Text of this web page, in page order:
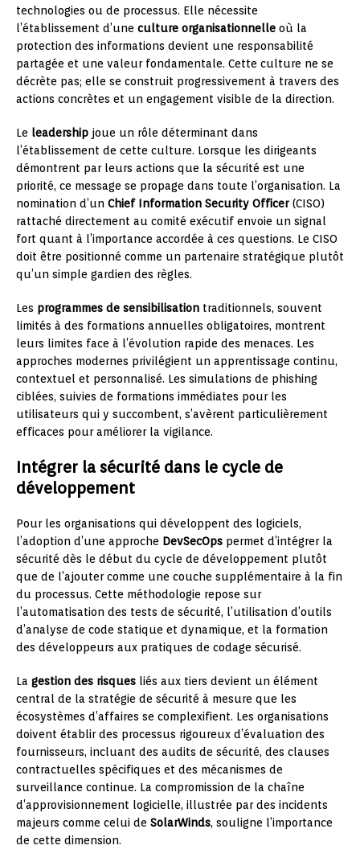
technologies ou de processus. Elle nécessite
l’établissement d’une culture organisationnelle où la
protection des informations devient une responsabilité
partagée et une valeur fondamentale. Cette culture ne se
décrète pas; elle se construit progressivement à travers des
actions concrètes et un engagement visible de la direction.
Le leadership joue un rôle déterminant dans
l’établissement de cette culture. Lorsque les dirigeants
démontrent par leurs actions que la sécurité est une
priorité, ce message se propage dans toute l’organisation. La
nomination d’un Chief Information Security Officer(CISO)
rattaché directement au comité exécutif envoie un signal
fort quant à l’importance accordée à ces questions. Le CISO
doit être positionné comme un partenaire stratégique plutôt
qu’un simple gardien des règles.
Les programmes de sensibilisation traditionnels, souvent
limités à des formations annuelles obligatoires, montrent
leurs limites face à l’évolution rapide des menaces. Les
approches modernes privilégient un apprentissage continu,
contextuel et personnalisé. Les simulations de phishing
ciblées, suivies de formations immédiates pour les
utilisateurs qui y succombent, s’avèrent particulièrement
efficaces pour améliorer la vigilance.
Intégrer la sécurité dans le cycle de
développement
Pour les organisations qui développent des logiciels,
l’adoption d’une approche DevSecOps permet d’intégrer la
sécurité dès le début du cycle de développement plutôt
que de l’ajouter comme une couche supplémentaire à la fin
du processus. Cette méthodologie repose sur
l’automatisation des tests de sécurité, l’utilisation d’outils
d’analyse de code statique et dynamique, et la formation
des développeurs aux pratiques de codage sécurisé.
La gestion des risques liés aux tiers devient un élément
central de la stratégie de sécurité à mesure que les
écosystèmes d’affaires se complexifient. Les organisations
doivent établir des processus rigoureux d’évaluation des
fournisseurs, incluant des audits de sécurité, des clauses
contractuelles spécifiques et des mécanismes de
surveillance continue. La compromission de la chaîne
d’approvisionnement logicielle, illustrée par des incidents
majeurs comme celui de SolarWinds, souligne l’importance
de cette dimension.